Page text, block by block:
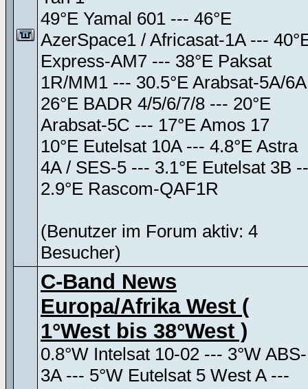
49°E Yamal 601 --- 46°E
AzerSpace1 / Africasat-1A ---
Express-AM7 --- 38°E Paksat
1R/MM1 --- 30.5°E Arabsat-5A/6A
26°E BADR 4/5/6/7/8 --- 20°E
Arabsat-5C --- 17°E Amos 17
10°E Eutelsat 10A --- 4.8°E Astra
4A / SES-5 --- 3.1°E Eutelsat 3B
2.9°E Rascom-QAF1R
(Benutzer im Forum aktiv: 4
Besucher)
C-Band News
Europa/Afrika West (
1°West bis 38°West )
0.8°W Intelsat 10-02 --- 3°W ABS-
3A --- 5°W Eutelsat 5 West A ---